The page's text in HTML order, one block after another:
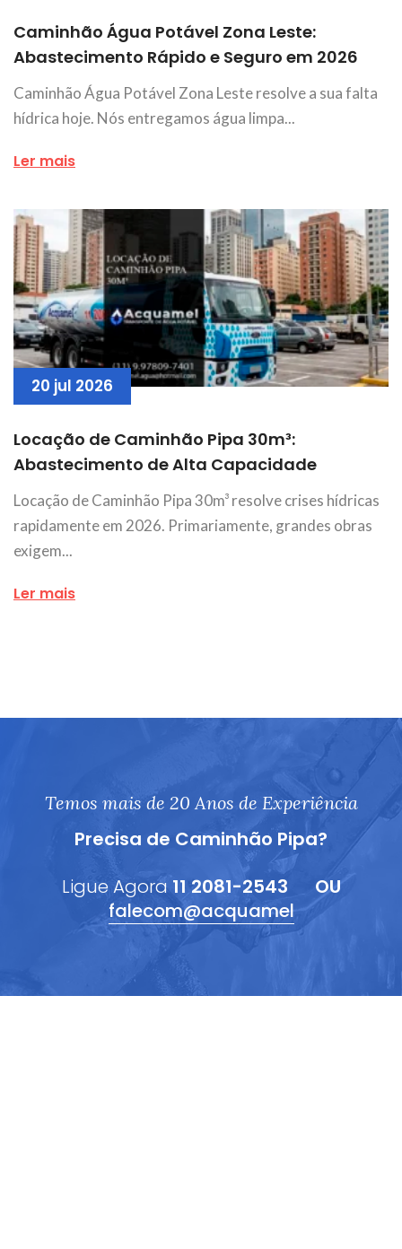
Caminhão Água Potável Zona Leste:
Abastecimento Rápido e Seguro em 2026
Caminhão Água Potável Zona Leste resolve a sua falta
hídrica hoje. Nós entregamos água limpa...
Ler mais
20 jul 2026
Locação de Caminhão Pipa 30m³:
Abastecimento de Alta Capacidade
Locação de Caminhão Pipa 30m³ resolve crises hídricas
rapidamente em 2026. Primariamente, grandes obras
exigem...
Ler mais
Temos mais de 20 Anos de Experiência
Precisa de Caminhão Pipa?
Ligue Agora 11 2081-2543
OU
falecom@acquamel